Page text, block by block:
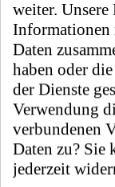
Geschirrbrause
Farbe
Material
Gewicht
Höhe
Länge
Breite
Kostenloser
weiter. Unsere
Informationen
Daten
haben oder
der Dienste
Verwendung
verbundenen
Daten zu?
jederzeit